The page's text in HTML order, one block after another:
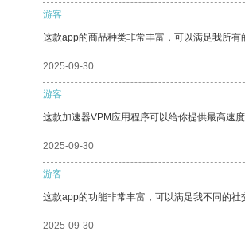
游客
这款app的商品种类非常丰富，可以满足我所有
2025-09-30
游客
这款加速器VPM应用程序可以给你提供最高速
2025-09-30
游客
这款app的功能非常丰富，可以满足我不同的社
2025-09-30